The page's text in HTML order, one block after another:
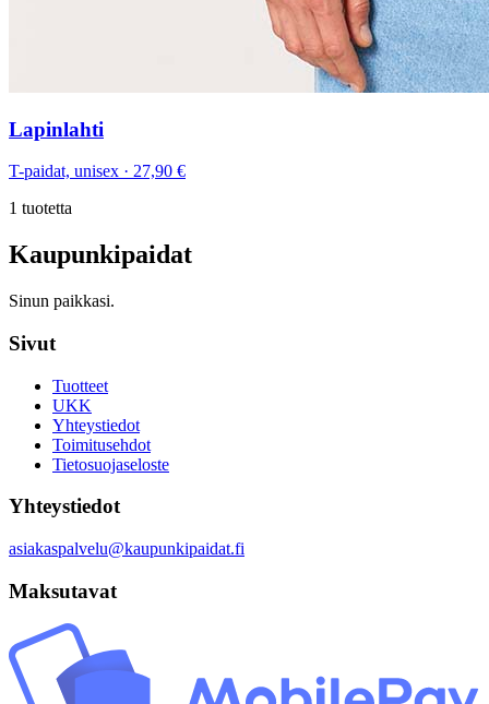
Lapinlahti
T-paidat, unisex · 27,90 €
1 tuotetta
Kaupunkipaidat
Sinun paikkasi.
Sivut
Tuotteet
UKK
Yhteystiedot
Toimitusehdot
Tietosuojaseloste
Yhteystiedot
asiakaspalvelu@kaupunkipaidat.fi
Maksutavat